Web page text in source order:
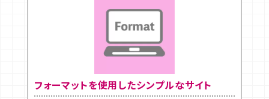
フォーマットを使用したシンプルなサイト